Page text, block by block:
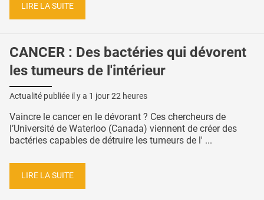
LIRE LA SUITE
CANCER : Des bactéries qui dévorent
les tumeurs de l'intérieur
Actualité publiée il y a 1 jour 22 heures
Vaincre le cancer en le dévorant ? Ces chercheurs de
l’Université de Waterloo (Canada) viennent de créer des
bactéries capables de détruire les tumeurs de l' ...
LIRE LA SUITE